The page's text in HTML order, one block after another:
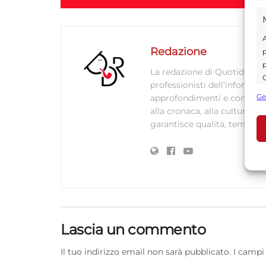
Redazione
La redazione di
professionisti
approfondimenti e
alla cronaca, alla cultura e
garantisce qualità,
Lascia un commento
Il tuo indirizzo email non sarà pubblicato. I